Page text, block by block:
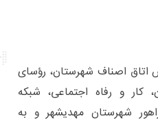
اتاق اصناف شهرستان، رؤسای
کار و رفاه اجتماعی، شبکه
شهرستان مهدیشهر و به